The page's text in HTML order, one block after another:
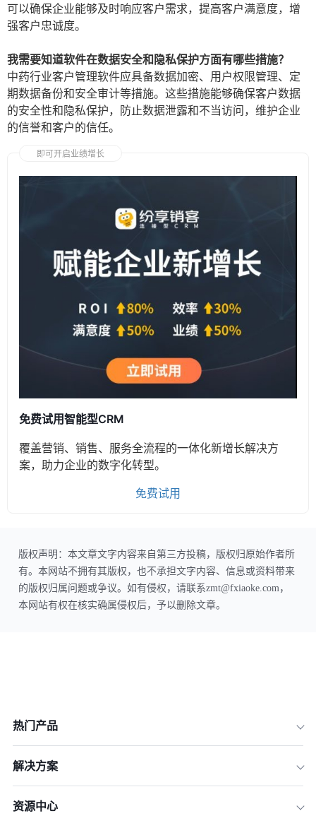
可以确保企业能够及时响应客户需求，提高客户满意度，增
强客户忠诚度。
我需要知道软件在数据安全和隐私保护方面有哪些措施？
中药行业客户管理软件应具备数据加密、用户权限管理、定
期数据备份和安全审计等措施。这些措施能够确保客户数据
的安全性和隐私保护，防止数据泄露和不当访问，维护企业
的信誉和客户的信任。
即可开启业绩增长
免费试用智能型CRM
覆盖营销、销售、服务全流程的一体化新增长解决方
案，助力企业的数字化转型。
免费试用
版权声明：本文章文字内容来自第三方投稿，版权归原始作者所
有。本网站不拥有其版权，也不承担文字内容、信息或资料带来
的版权归属问题或争议。如有侵权，请联系zmt@fxiaoke.com，
本网站有权在核实确属侵权后，予以删除文章。
热门产品
解决方案
资源中心